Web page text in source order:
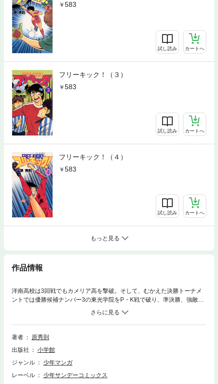
583
試し読み カートへ
フリーキック！（３）
583
試し読み カートへ
フリーキック！（４）
583
試し読み カートへ
もっと見る
作品情報
洋南高校は3回戦でもカメリア高を撃破。そして、むかえた決勝トーナメ
ントでは優勝候補ナンバー3の東光学院をP・K戦で破り、準決勝、強敵・
武一高との対決が始まった！しかし、試合は前半、発柴が役に立たず、武
著者
原秀則
出版社
小学館
ジャンル
少年マンガ
レーベル
少年サンデーコミックス